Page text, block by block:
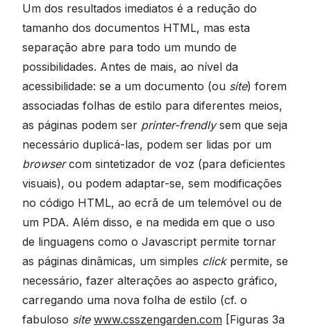
Um dos resultados imediatos é a redução do
tamanho dos documentos HTML, mas esta
separação abre para todo um mundo de
possibilidades. Antes de mais, ao nível da
acessibilidade: se a um documento (ou site) forem
associadas folhas de estilo para diferentes meios,
as páginas podem ser printer-frendlysem que seja
necessário duplicá-las, podem ser lidas por um
browsercom sintetizador de voz (para deficientes
visuais), ou podem adaptar-se, sem modificações
no código HTML, ao ecrã de um telemóvel ou de
um PDA. Além disso, e na medida em que o uso
de linguagens como o Javascript permite tornar
as páginas dinâmicas, um simples clickpermite, se
necessário, fazer alterações ao aspecto gráfico,
carregando uma nova folha de estilo (cf. o
fabuloso site www.csszengarden.com [Figuras 3a